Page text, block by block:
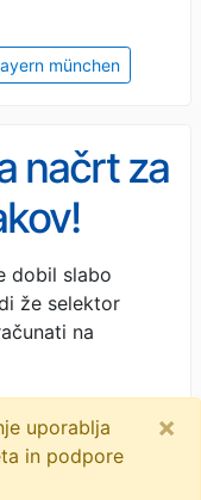
münchen
načrt za
spal,
dobil slabo
že selektor
na
bundesliga
uporablja
in podpore
×